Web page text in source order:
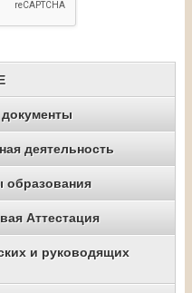
деятельность
образования
Аттестация
и руководящих